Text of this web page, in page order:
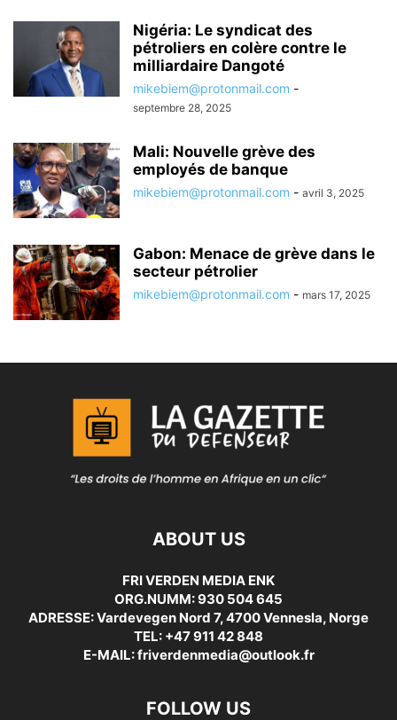
Nigéria: Le syndicat des
pétroliers en colère contre le
milliardaire Dangoté
mikebiem@protonmail.com -
septembre 28, 2025
Mali: Nouvelle grève des
employés de banque
mikebiem@protonmail.com - avril 3, 2025
Gabon: Menace de grève dans le
secteur pétrolier
mikebiem@protonmail.com - mars 17, 2025
ABOUT US
FRI VERDEN MEDIA ENK
ORG.NUMM: 930 504 645
ADRESSE: Vardevegen Nord 7, 4700 Vennesla, Norge
TEL: +47 911 42 848
E-MAIL: friverdenmedia@outlook.fr
FOLLOW US